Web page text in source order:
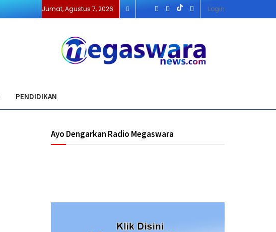
Jumat, Agustus 7, 2026 Login
PENDIDIKAN
Ayo Dengarkan Radio Megaswara